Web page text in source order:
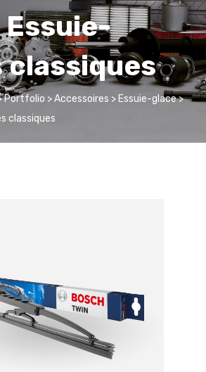
Essuie-
classiques
Portfolio >Accessoires > Essuie-glace>
classiques